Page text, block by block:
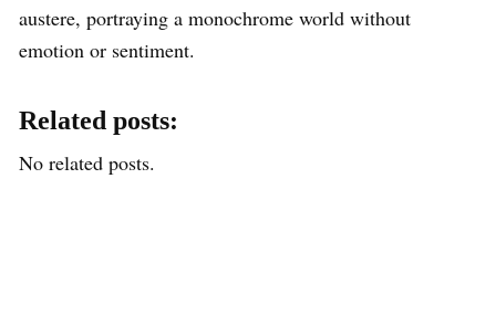
austere, portraying a monochrome world without
emotion or sentiment.
Related posts:
No related posts.